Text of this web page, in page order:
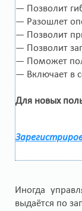
— Позволит
— Разошлет
— Позволит
— Позволит
— Поможет
— Включает в
Для новых
Иногда
выдаётся по